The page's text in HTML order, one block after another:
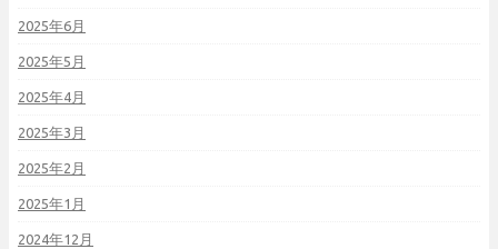
2025年6月
2025年5月
2025年4月
2025年3月
2025年2月
2025年1月
2024年12月